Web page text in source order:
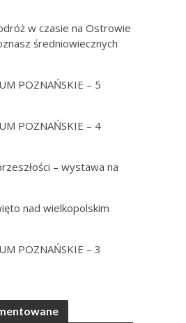
w czasie na Ostrowie
średniowiecznych
POZNAŃSKIE – 5
POZNAŃSKIE – 4
– wystawa na
nad wielkopolskim
POZNAŃSKIE – 3